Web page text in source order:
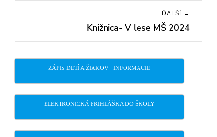
ĎALŠÍ →
post:
Knižnica- V lese MŠ 2024
ZÁPIS DETÍ A ŽIAKOV - INFORMÁCIE
ELEKTRONICKÁ PRIHLÁŠKA DO ŠKOLY